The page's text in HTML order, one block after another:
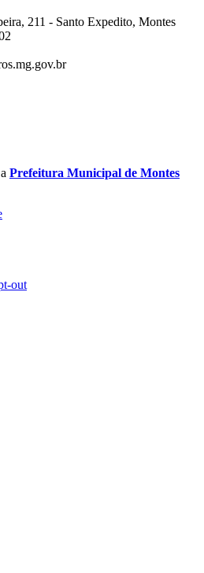
211 - Santo Expedito, Montes
Prefeitura Municipal de Montes
out